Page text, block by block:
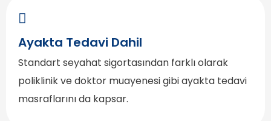
Ayakta Tedavi Dahil
Standart seyahat sigortasından farklı olarak
poliklinik ve doktor muayenesi gibi ayakta tedavi
masraflarını da kapsar.